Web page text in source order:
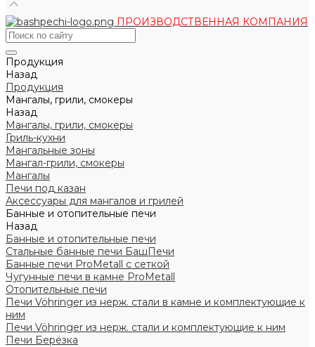
ПРОИЗВОДСТВЕННАЯ КОМПАНИЯ
Продукция
Назад
Продукция
Мангалы, грили, смокеры
Назад
Мангалы, грили, смокеры
Гриль-кухни
Мангальные зоны
Мангал-грили, смокеры
Мангалы
Печи под казан
Аксессуары для мангалов и грилей
Банные и отопительные печи
Назад
Банные и отопительные печи
Стальные банные печи БашПечи
Банные печи ProMetall с сеткой
Чугунные печи в камне ProMetall
Отопительные печи
Печи Vöhringer из нерж. стали в камне и комплектующие к
ним
Печи Vöhringer из нерж. стали и комплектующие к ним
Печи Берёзка